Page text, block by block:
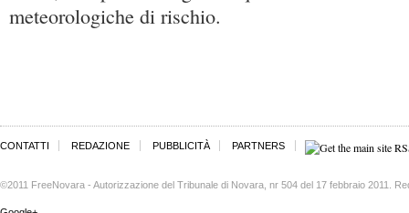
meteorologiche di rischio.
CONTATTI REDAZIONE PUBBLICITÀ PARTNERS
©2011 FreeNovara - Autorizzazione del Tribunale di Novara, nr 504 del 17 febbraio 2011.